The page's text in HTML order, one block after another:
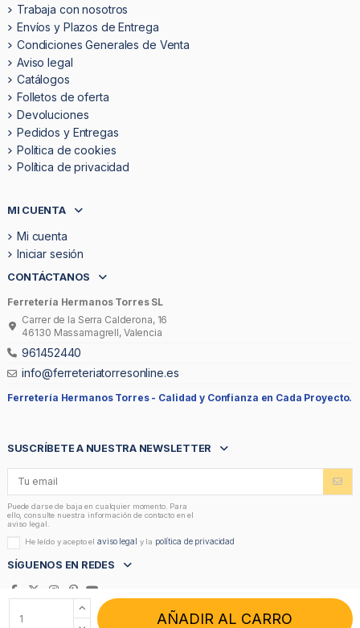
AÑADIR AL CARRO
Trabaja con nosotros
Envíos y Plazos de Entrega
Condiciones Generales de Venta
Aviso legal
Catálogos
Folletos de oferta
Devoluciones
Pedidos y Entregas
Politica de cookies
Política de privacidad
MI CUENTA
Mi cuenta
Iniciar sesión
CONTÁCTANOS
Ferretería Hermanos Torres SL
Carrer de la Serra Calderona, 16
46130 Massamagrell, Valencia
961452440
info@ferreteriatorresonline.es
Ferretería Hermanos Torres - Calidad y Confianza en Cada Proyecto.
SUSCRÍBETE A NUESTRA NEWSLETTER
Puede darse de baja en cualquier momento. Para
ello, consulte nuestra información de contacto en el
aviso legal.
He leído y acepto elaviso legal y la política de privacidad
SÍGUENOS EN REDES